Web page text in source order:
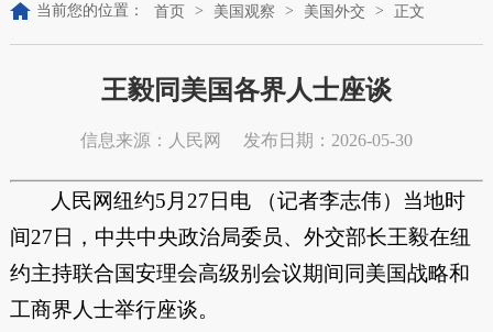
当前您的位置： 首页 > 美国观察 > 美国外交 > 正文
王毅同美国各界人士座谈
信息来源：人民网 发布日期：2026-05-30
人民网纽约5月27日电 （记者李志伟）当地时
间27日，中共中央政治局委员、外交部长王毅在纽
约主持联合国安理会高级别会议期间同美国战略和
工商界人士举行座谈。